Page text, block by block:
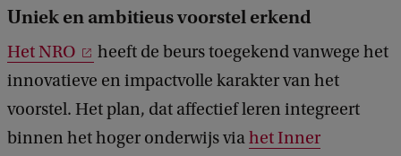
Uniek en ambitieus voorstel erkend
Het NRO
heeft de beurs toegekend vanwege het
innovatieve en impactvolle karakter van het
voorstel. Het plan, dat affectief leren integreert
binnen het hoger onderwijs viahet Inner